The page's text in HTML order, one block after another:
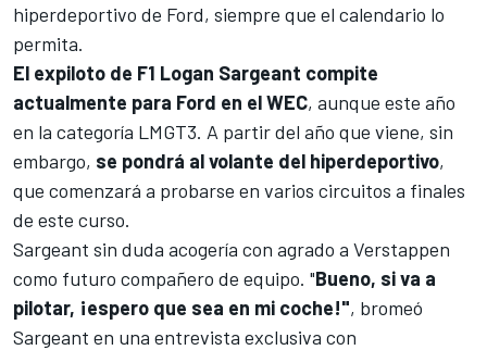
hiperdeportivo de Ford, siempre que el calendario lo
permita.
El expiloto de F1 Logan Sargeant compite
actualmente para Ford en el WEC, aunque este año
en la categoría LMGT3. A partir del año que viene, sin
embargo, se pondrá al volante del hiperdeportivo,
que comenzará a probarse en varios circuitos a finales
de este curso.
Sargeant sin duda acogería con agrado a Verstappen
como futuro compañero de equipo. "Bueno, si va a
pilotar, ¡espero que sea en mi coche!", bromeó
Sargeant en una entrevista exclusiva con